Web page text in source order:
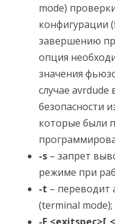
mode)
конфигурации
завершению
опция
значения
случае avrdude
безопасности
которые были
-s – запрет
режиме при
-t – переводит
(terminal mode);